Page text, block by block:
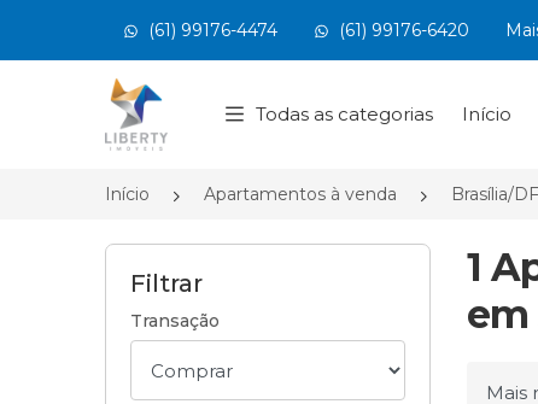
(61) 99176-4474 (61) 99176-6420
Página inicial
Todas as categorias Início
Início Apartamentos à venda Brasília/DF
Filtrar
Transação
1
em